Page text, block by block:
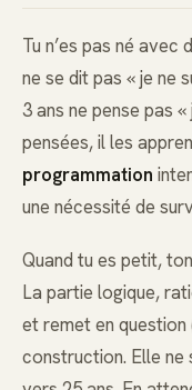
Tu n’es pas né avec
ne se dit pas « je ne
3 ans ne pense pas
pensées, il les
programmation
une nécessité de
Quand tu es petit,
La partie logique,
et remet en
construction. Elle ne